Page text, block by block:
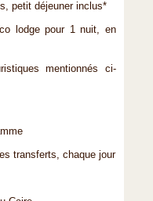
petit déjeuner inclus*
lodge pour 1 nuit, en
mentionnés ci-
transferts, chaque jour